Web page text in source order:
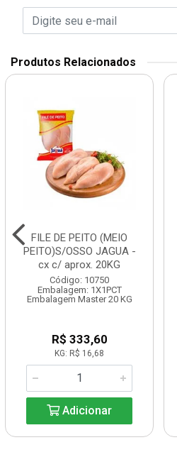
Produtos Relacionados
FILE DE PEITO (MEIO
PEITO)S/OSSO JAGUA -
cx c/ aprox. 20KG
Código: 10750
Embalagem: 1X1PCT
Embalagem Master 20 KG
R$ 333,60
KG: R$ 16,68
Adicionar